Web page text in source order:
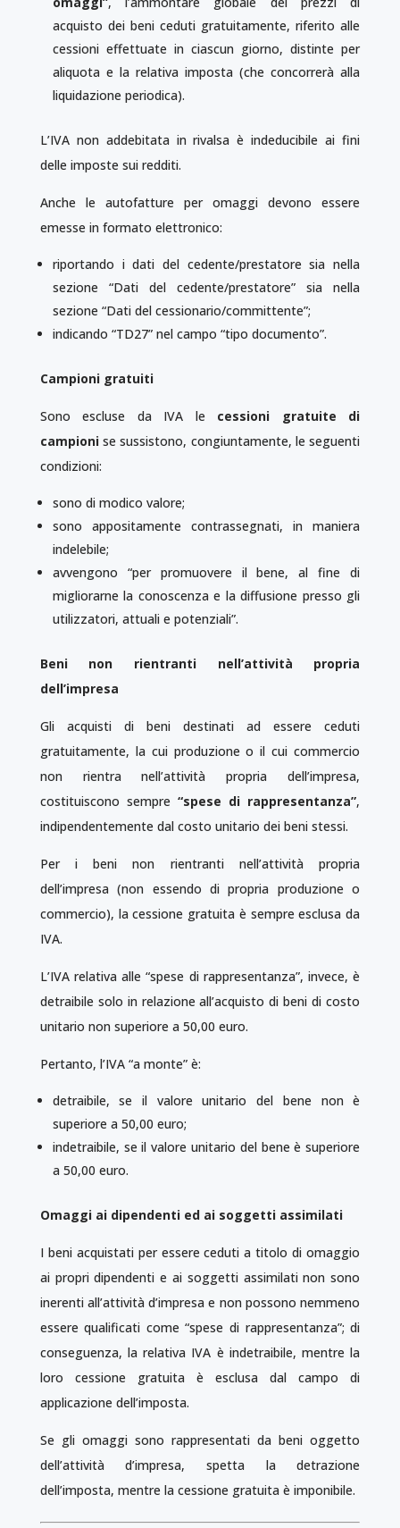
acquisto dei beni ceduti gratuitamente, riferito alle
cessioni effettuate in ciascun giorno, distinte per
aliquota e la relativa imposta (che concorrerà alla
liquidazione periodica).
L’IVA non addebitata in rivalsa è indeducibile ai fini
delle imposte sui redditi.
Anche le autofatture per omaggi devono essere
emesse in formato elettronico:
riportando i dati del cedente/prestatore sia nella
sezione “Dati del cedente/prestatore” sia nella
sezione “Dati del cessionario/committente”;
indicando “TD27” nel campo “tipo documento”.
Campioni gratuiti
Sono escluse da IVA le cessioni gratuite di
campionise sussistono, congiuntamente, le seguenti
condizioni:
sono di modico valore;
sono appositamente contrassegnati, in maniera
indelebile;
avvengono “per promuovere il bene, al fine di
migliorarne la conoscenza e la diffusione presso gli
utilizzatori, attuali e potenziali”.
Beni non rientranti nell’attività propria
dell’impresa
Gli acquisti di beni destinati ad essere ceduti
gratuitamente, la cui produzione o il cui commercio
non rientra nell’attività propria dell’impresa,
costituiscono sempre “spese di rappresentanza”,
indipendentemente dal costo unitario dei beni stessi.
Per i beni non rientranti nell’attività propria
dell’impresa (non essendo di propria produzione o
commercio), la cessione gratuita è sempre esclusa da
IVA.
L’IVA relativa alle “spese di rappresentanza”, invece, è
detraibile solo in relazione all’acquisto di beni di costo
unitario non superiore a 50,00 euro.
Pertanto, l’IVA “a monte” è:
detraibile, se il valore unitario del bene non è
superiore a 50,00 euro;
indetraibile, se il valore unitario del bene è superiore
a 50,00 euro.
Omaggi ai dipendenti ed ai soggetti assimilati
I beni acquistati per essere ceduti a titolo di omaggio
ai propri dipendenti e ai soggetti assimilati non sono
inerenti all’attività d’impresa e non possono nemmeno
essere qualificati come “spese di rappresentanza”; di
conseguenza, la relativa IVA è indetraibile, mentre la
loro cessione gratuita è esclusa dal campo di
applicazione dell’imposta.
Se gli omaggi sono rappresentati da beni oggetto
dell’attività d’impresa, spetta la detrazione
dell’imposta, mentre la cessione gratuita è imponibile.